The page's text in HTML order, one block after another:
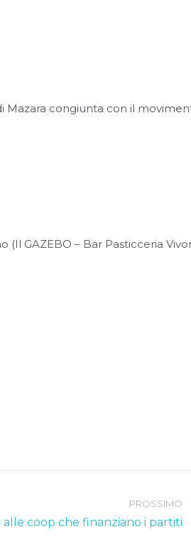
Mazara congiunta con il
(Il GAZEBO – Bar Pasticceria
PROSSIMO
alle coop che finanziano i partiti